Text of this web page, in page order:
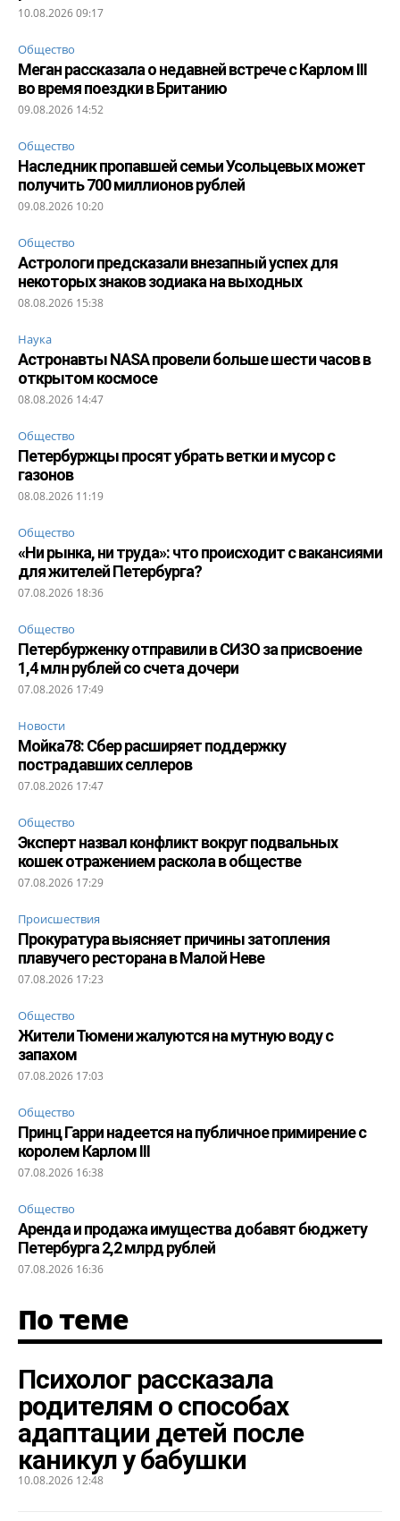
10.08.2026 09:17
Общество
Меган рассказала о недавней встрече с Карлом III
во время поездки в Британию
09.08.2026 14:52
Общество
Наследник пропавшей семьи Усольцевых может
получить 700 миллионов рублей
09.08.2026 10:20
Общество
Астрологи предсказали внезапный успех для
некоторых знаков зодиака на выходных
08.08.2026 15:38
Наука
Астронавты NASA провели больше шести часов в
открытом космосе
08.08.2026 14:47
Общество
Петербуржцы просят убрать ветки и мусор с
газонов
08.08.2026 11:19
Общество
«Ни рынка, ни труда»: что происходит с вакансиями
для жителей Петербурга?
07.08.2026 18:36
Общество
Петербурженку отправили в СИЗО за присвоение
1,4 млн рублей со счета дочери
07.08.2026 17:49
Новости
Мойка78: Сбер расширяет поддержку
пострадавших селлеров
07.08.2026 17:47
Общество
Эксперт назвал конфликт вокруг подвальных
кошек отражением раскола в обществе
07.08.2026 17:29
Происшествия
Прокуратура выясняет причины затопления
плавучего ресторана в Малой Неве
07.08.2026 17:23
Общество
Жители Тюмени жалуются на мутную воду с
запахом
07.08.2026 17:03
Общество
Принц Гарри надеется на публичное примирение с
королем Карлом III
07.08.2026 16:38
Общество
Аренда и продажа имущества добавят бюджету
Петербурга 2,2 млрд рублей
07.08.2026 16:36
По теме
Психолог рассказала
родителям о способах
адаптации детей после
каникул у бабушки
10.08.2026 12:48